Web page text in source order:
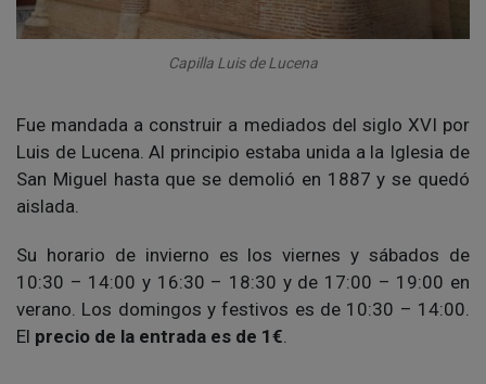
Capilla Luis de Lucena
Fue mandada a construir a mediados del siglo XVI por
Luis de Lucena. Al principio estaba unida a la Iglesia de
San Miguel hasta que se demolió en 1887 y se quedó
aislada.
Su horario de invierno es los viernes y sábados de
10:30 – 14:00 y 16:30 – 18:30 y de 17:00 – 19:00 en
verano. Los domingos y festivos es de 10:30 – 14:00.
El precio de la entrada es de 1€.